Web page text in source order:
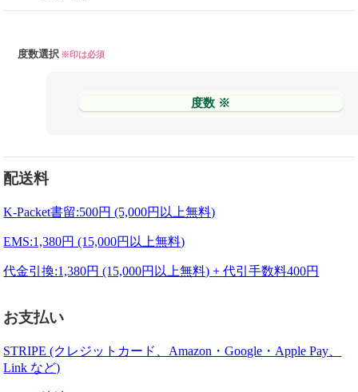
度数選択 ※印は必須
度数 ※
配送料
K-Packet書留:500円 (5,000円以上無料)
EMS:1,380円 (15,000円以上無料)
代金引換:1,380円 (15,000円以上無料) + 代引手数料400円
お支払い
STRIPE (クレジットカード、Amazon・Google・Apple Pay、
Link など)